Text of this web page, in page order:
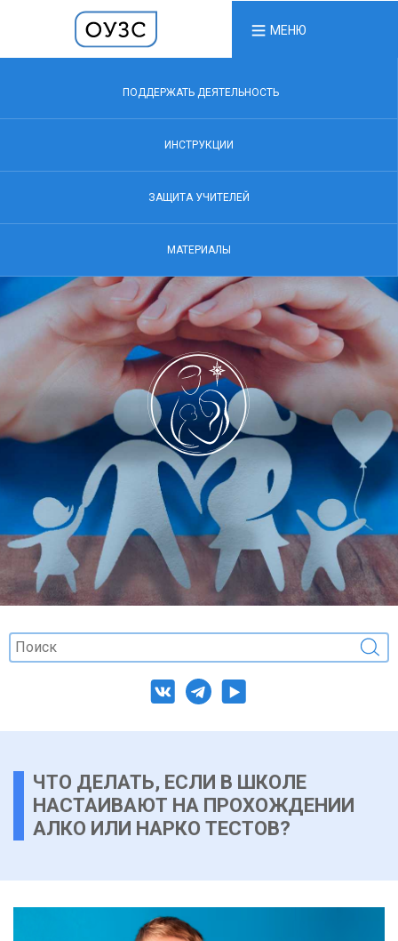
МЕНЮ
ПОДДЕРЖАТЬ ДЕЯТЕЛЬНОСТЬ
ИНСТРУКЦИИ
ЗАЩИТА УЧИТЕЛЕЙ
МАТЕРИАЛЫ
ЧТО ДЕЛАТЬ, ЕСЛИ В ШКОЛЕ
НАСТАИВАЮТ НА ПРОХОЖДЕНИИ
АЛКО ИЛИ НАРКО ТЕСТОВ?